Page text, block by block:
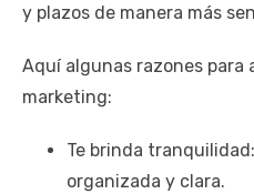
y plazos de manera más
Aquí algunas razones para
marketing:
Te brinda
organizada y clara.